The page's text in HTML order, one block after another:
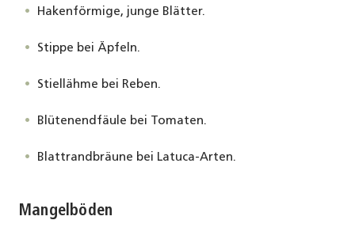
Hakenförmige, junge Blätter.
Stippe bei Äpfeln.
Stiellähme bei Reben.
Blütenendfäule bei Tomaten.
Blattrandbräune bei Latuca-Arten.
Mangelböden